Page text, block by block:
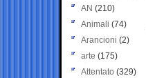
AN (210)
Animali (74)
Arancioni (2)
arte (175)
Attentato (329)